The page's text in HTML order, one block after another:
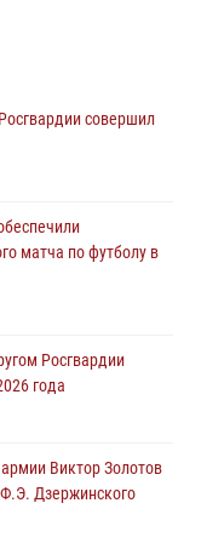
участников сбора
посвященном
области
совершил
матча по футболу в
Росгвардии
года
Виктор Золотов
Дзержинского